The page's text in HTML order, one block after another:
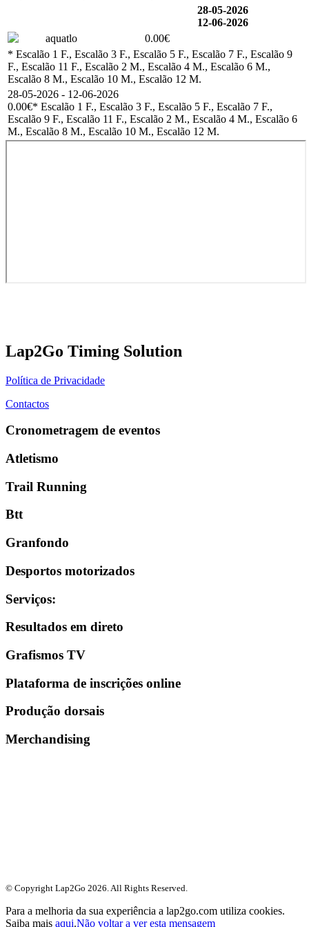
28-05-2026
12-06-2026
aquatlo
0.00€
* Escalão 1 F., Escalão 3 F., Escalão 5 F., Escalão 7 F., Escalão 9
F., Escalão 11 F., Escalão 2 M., Escalão 4 M., Escalão 6 M.,
Escalão 8 M., Escalão 10 M., Escalão 12 M.
28-05-2026 - 12-06-2026
0.00€* Escalão 1 F., Escalão 3 F., Escalão 5 F., Escalão 7 F.,
Escalão 9 F., Escalão 11 F., Escalão 2 M., Escalão 4 M., Escalão 6
M., Escalão 8 M., Escalão 10 M., Escalão 12 M.
Lap2Go Timing Solution
Política de Privacidade
Contactos
Cronometragem de eventos
Atletismo
Trail Running
Btt
Granfondo
Desportos motorizados
Serviços:
Resultados em direto
Grafismos TV
Plataforma de inscrições online
Produção dorsais
Merchandising
© Copyright Lap2Go 2026 . All Rights Reserved.
Para a melhoria da sua experiência a lap2go.com utiliza cookies.
Saiba mais aqui.Não voltar a ver esta mensagem